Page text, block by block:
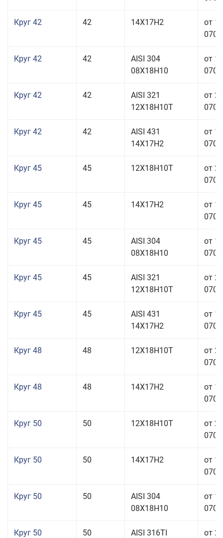
Круг 42 42 14Х17Н2
от
Круг 42 42
AISI 304
08Х18Н10
от
Круг 42 42
AISI 321
12Х18Н10Т
от
Круг 42 42
AISI 431
14Х17Н2
от
Круг 45 45 12Х18Н10Т
от
Круг 45 45 14Х17Н2
от
Круг 45 45
AISI 304
08Х18Н10
от
Круг 45 45
AISI 321
12Х18Н10Т
от
Круг 45 45
AISI 431
14Х17Н2
от
Круг 48 48 12Х18Н10Т
от
Круг 48 48 14Х17Н2
от
Круг 50 50 12Х18Н10Т
от
Круг 50 50 14Х17Н2
от
Круг 50 50
AISI 304
08Х18Н10
от
Круг 50 50
AISI 316TI
от